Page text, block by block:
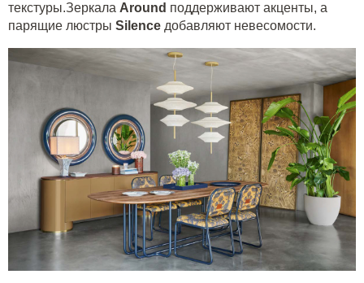
текстуры.Зеркала Around поддерживают акценты, а
парящие люстры Silence добавляют невесомости.